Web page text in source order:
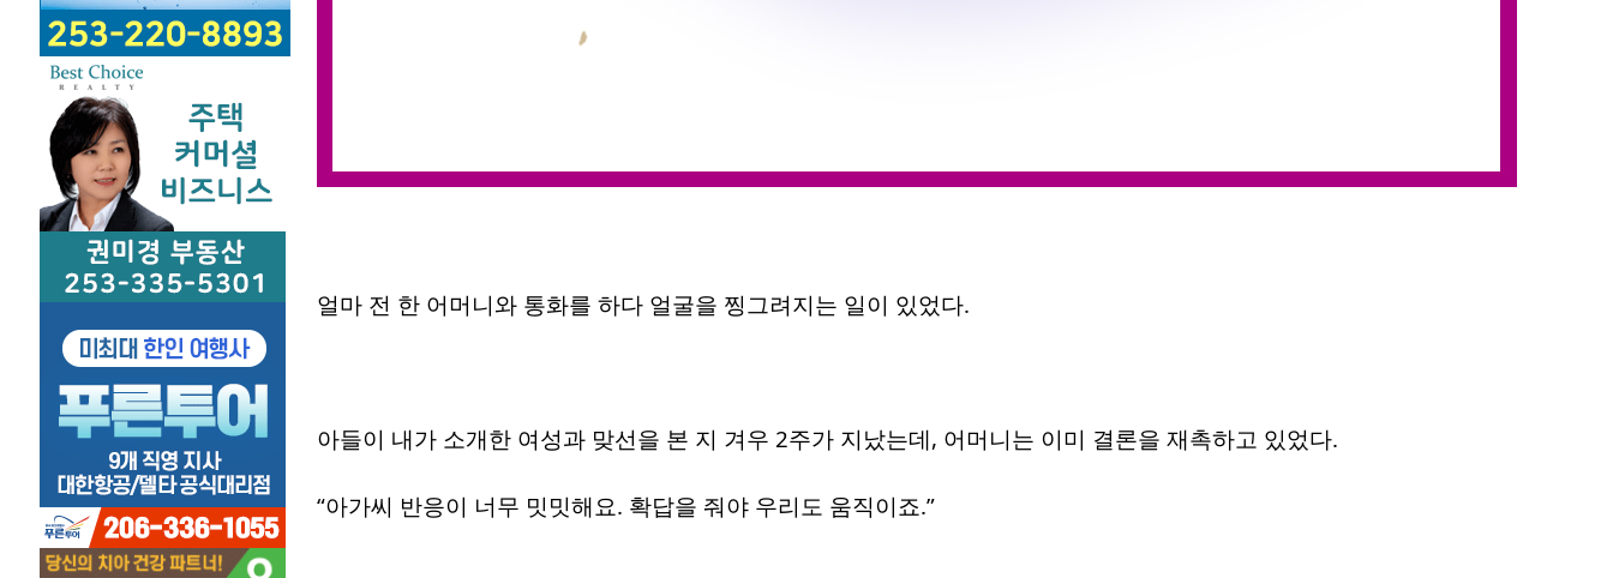
얼마 전 한 어머니와 통화를 하다 얼굴을 찡그려지는 일이 있었다.
아들이 내가 소개한 여성과 맞선을 본 지 겨우 2주가 지났는데, 어머니는 이미 결론을 재촉하고 있었다.
“아가씨 반응이 너무 밋밋해요. 확답을 줘야 우리도 움직이죠.”